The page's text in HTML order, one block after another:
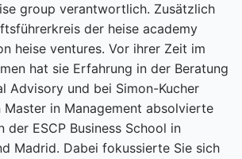
group verantwortlich. Zusätzlich
der heise academy
heise ventures. Vor ihrer Zeit im
hat sie Erfahrung in der Beratung
Advisory und bei Simon-Kucher
Master in Management absolvierte
der ESCP Business School in
Madrid. Dabei fokussierte Sie sich